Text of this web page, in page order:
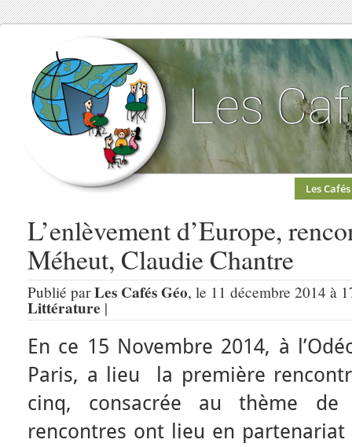
Les Cafés
L’enlèvement d’Europe,
Méheut, Claudie Chantre
Publié parLes Cafés Géo, le 11 décembre 2014 à
Littérature |
En ce 15 Novembre 2014, à
Paris, a lieu la première
cinq, consacrée au thème
rencontres ont lieu en partenariat